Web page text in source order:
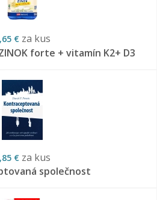
€ za kus
forte + vitamín K2+ D3
€ za kus
společnost